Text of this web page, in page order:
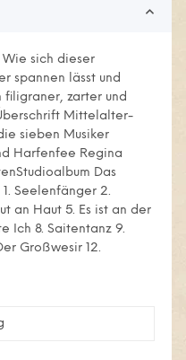
sich dieser
spannen lässt und
zarter und
Mittelalter-
sieben Musiker
Harfenfee Regina
Das
1. Seelenfänger 2.
an Haut 5. Es ist an der
Ich 8. Saitentanz 9.
Großwesir 12.